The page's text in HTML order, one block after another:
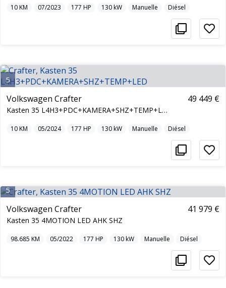
10KM 07/2023 177 HP 130kW Manuelle Diésel
5
Volkswagen Crafter
Kasten 35 L4H3+PDC+KAMERA+SHZ+TEMP+LED
49 449 €
10KM 05/2024 177 HP 130kW Manuelle Diésel
5
Volkswagen Crafter
Kasten 35 4MOTION LED AHK SHZ
41 979 €
98.685 KM 05/2022 177 HP 130kW Manuelle Diésel